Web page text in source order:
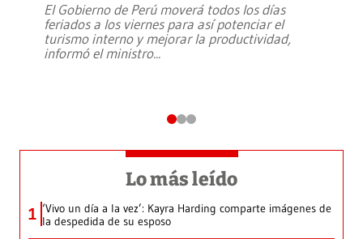
El Gobierno de Perú moverá todos los días
feriados a los viernes para así potenciar el
turismo interno y mejorar la productividad,
informó el ministro...
Lo más leído
1 ‘Vivo un día a la vez’: Kayra Harding comparte imágenes de
la despedida de su esposo